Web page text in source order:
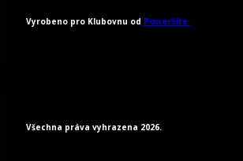
Vyrobeno pro Klubovnu od PowerSite.
Všechna práva vyhrazena 2026.